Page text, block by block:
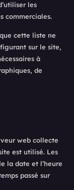
les
commerciales.
cette liste ne
sur le site,
à
de
web collecte
est utilisé. Les
la date et l’heure
passé sur